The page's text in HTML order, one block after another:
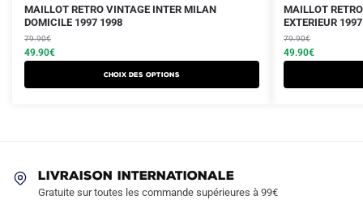
MAILLOT RETRO VINTAGE INTER MILAN
DOMICILE 1997 1998
79.90€
Le
prix
initial
était :
49.90€
Le
prix
actuel
est :
Choix des options
Ce
produit
a
plusieurs
variations.
choisies
MAILLOT
EXTERIEUR
79.90€
Le
prix
initial
était :
49.90€
Le
prix
actuel
est :
Ce
produit
a
plusieurs
variations.
LIVRAISON INTERNATIONALE
Gratuite sur toutes les commande supérieures à 99€